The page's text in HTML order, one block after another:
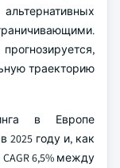
траекторию
в Европе
году и, как
6,5% между